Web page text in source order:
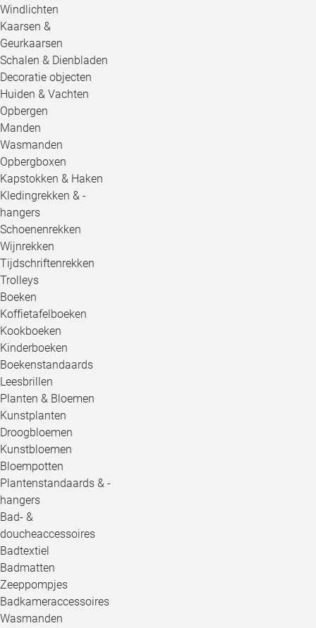
Windlichten
Kaarsen &
Geurkaarsen
Schalen & Dienbladen
Decoratie objecten
Huiden & Vachten
Opbergen
Manden
Wasmanden
Opbergboxen
Kapstokken & Haken
Kledingrekken & -
hangers
Schoenenrekken
Wijnrekken
Tijdschriftenrekken
Trolleys
Boeken
Koffietafelboeken
Kookboeken
Kinderboeken
Boekenstandaards
Leesbrillen
Planten & Bloemen
Kunstplanten
Droogbloemen
Kunstbloemen
Bloempotten
Plantenstandaards & -
hangers
Bad- &
doucheaccessoires
Badtextiel
Badmatten
Zeeppompjes
Badkameraccessoires
Wasmanden